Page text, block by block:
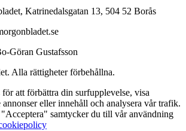
Katrinedalsgatan 13, 504 52 Borås
Göran Gustafsson
Alla rättigheter förbehållna.
att förbättra din surfupplevelse, visa
annonser eller innehåll och analysera vår trafik.
samtycker du till vår användning